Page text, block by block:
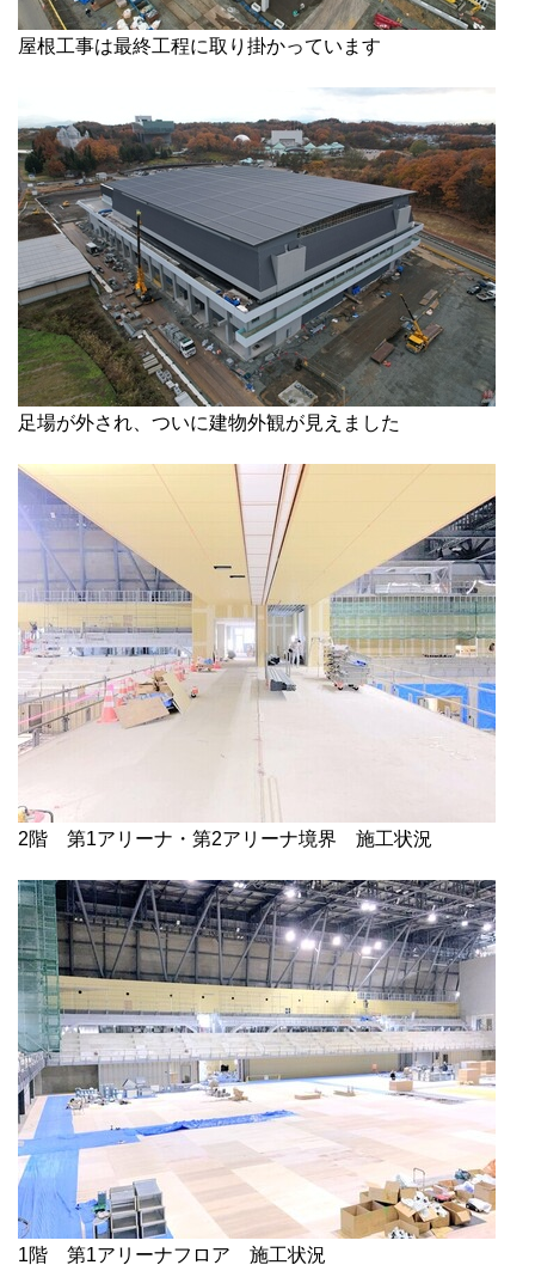
屋根工事は最終工程に取り掛かっています
足場が外され、ついに建物外観が見えました
2階 第1アリーナ・第2アリーナ境界 施工状況
1階 第1アリーナフロア 施工状況